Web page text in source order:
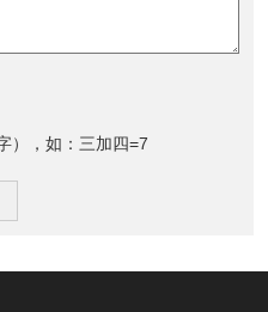
，如：三加四=7